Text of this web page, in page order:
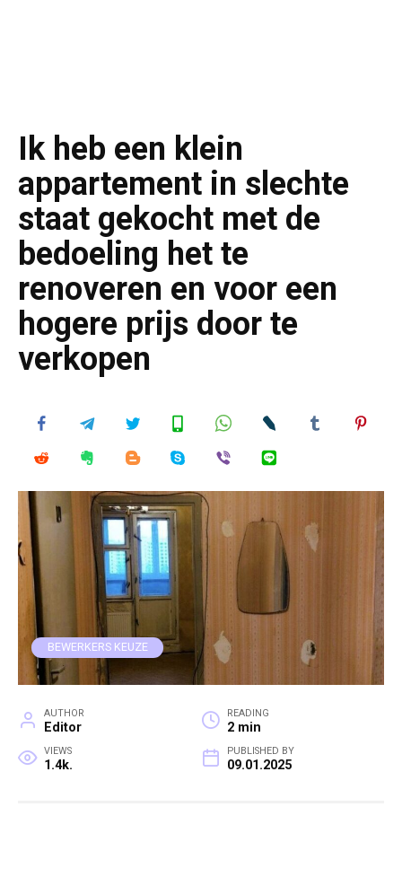
Ik heb een klein
appartement in slechte
staat gekocht met de
bedoeling het te
renoveren en voor een
hogere prijs door te
verkopen
BEWERKERS KEUZE
AUTHOR
Editor
READING
2 min
VIEWS
1.4k.
PUBLISHED BY
09.01.2025